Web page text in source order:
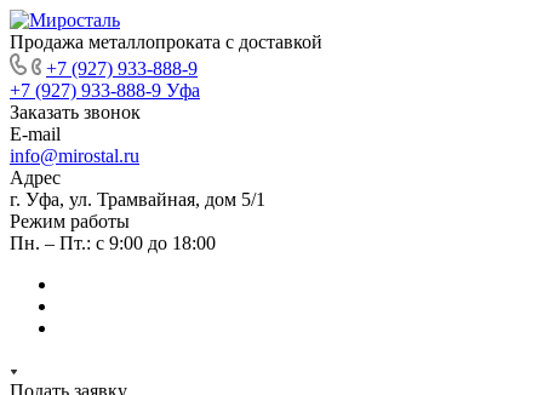
Продажа металлопроката с доставкой
+7 (927) 933-888-9
+7 (927) 933-888-9 Уфа
Заказать звонок
E-mail
info@mirostal.ru
Адрес
г. Уфа, ул. Трамвайная, дом 5/1
Режим работы
Пн. – Пт.: с 9:00 до 18:00
Подать заявку